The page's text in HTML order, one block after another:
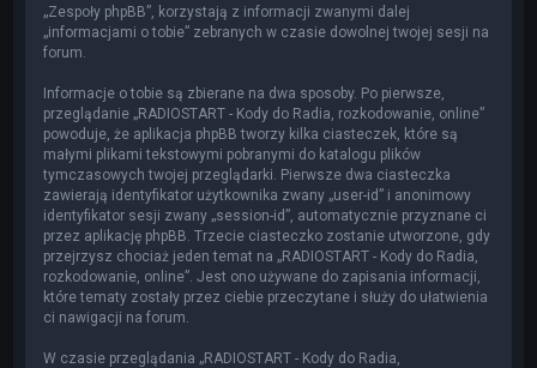
„Zespoły phpBB”, korzystają z informacji zwanymi dalej
„informacjami o tobie” zebranych w czasie dowolnej twojej sesji na
forum.
Informacje o tobie są zbierane na dwa sposoby. Po pierwsze,
przeglądanie „RADIOSTART - Kody do Radia, rozkodowanie, online”
powoduje, że aplikacja phpBB tworzy kilka ciasteczek, które są
małymi plikami tekstowymi pobranymi do katalogu plików
tymczasowych twojej przeglądarki. Pierwsze dwa ciasteczka
zawierają identyfikator użytkownika zwany „user-id” i anonimowy
identyfikator sesji zwany „session-id”, automatycznie przyznane ci
przez aplikację phpBB. Trzecie ciasteczko zostanie utworzone, gdy
przejrzysz chociaż jeden temat na „RADIOSTART - Kody do Radia,
rozkodowanie, online”. Jest ono używane do zapisania informacji,
które tematy zostały przez ciebie przeczytane i służy do ułatwienia
ci nawigacji na forum.
W czasie przeglądania „RADIOSTART - Kody do Radia,